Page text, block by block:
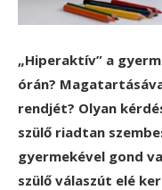
„Hiperaktív” a
órán?
rendjét? Olyan
szülő riadtan
gyermekével gond
szülő válaszút elé